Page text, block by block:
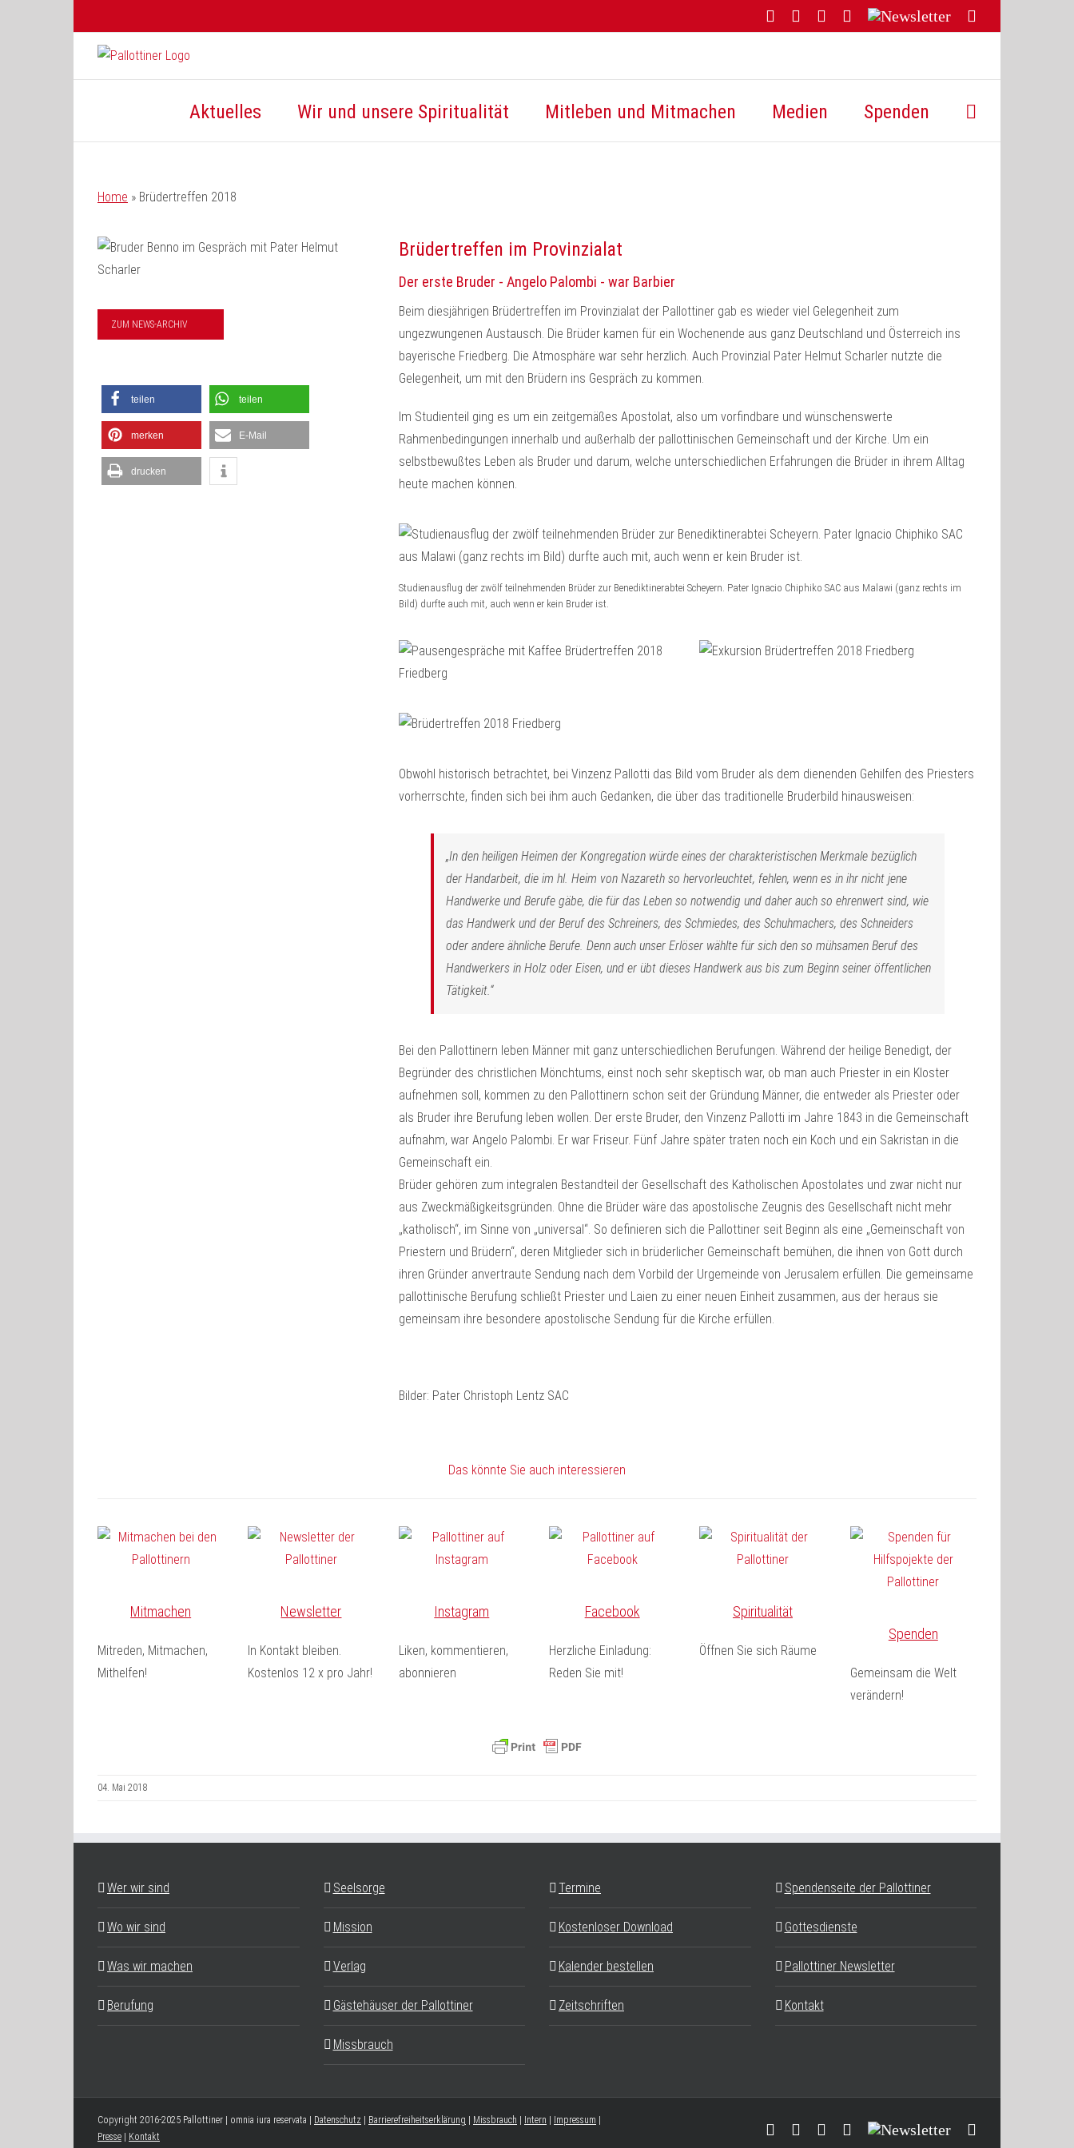
FacebookYouTubeInstagram
Threads
Newsletter
Mail
Aktuelles Wir und unsere Spiritualität Mitleben und Mitmachen Medien Spenden
Home » Brüdertreffen 2018
ZUM NEWS-ARCHIV
teilen teilen
merken E-Mail
drucken
Brüdertreffen im Provinzialat
Der erste Bruder - Angelo Palombi - war Barbier
Beim diesjährigen Brüdertreffen im Provinzialat der Pallottiner gab es wieder viel Gelegenheit zum
ungezwungenen Austausch. Die Brüder kamen für ein Wochenende aus ganz Deutschland und Österreich ins
bayerische Friedberg. Die Atmosphäre war sehr herzlich. Auch Provinzial Pater Helmut Scharler nutzte die
Gelegenheit, um mit den Brüdern ins Gespräch zu kommen.
Im Studienteil ging es um ein zeitgemäßes Apostolat, also um vorfindbare und wünschenswerte
Rahmenbedingungen innerhalb und außerhalb der pallottinischen Gemeinschaft und der Kirche. Um ein
selbstbewußtes Leben als Bruder und darum, welche unterschiedlichen Erfahrungen die Brüder in ihrem Alltag
heute machen können.
Studienausflug der zwölf teilnehmenden Brüder zur Benediktinerabtei Scheyern. Pater Ignacio Chiphiko SAC aus Malawi (ganz rechts im
Bild) durfte auch mit, auch wenn er kein Bruder ist.
Obwohl historisch betrachtet, bei Vinzenz Pallotti das Bild vom Bruder als dem dienenden Gehilfen des Priesters
vorherrschte, finden sich bei ihm auch Gedanken, die über das traditionelle Bruderbild hinausweisen:
„In den heiligen Heimen der Kongregation würde eines der charakteristischen Merkmale bezüglich
der Handarbeit, die im hl. Heim von Nazareth so hervorleuchtet, fehlen, wenn es in ihr nicht jene
Handwerke und Berufe gäbe, die für das Leben so notwendig und daher auch so ehrenwert sind, wie
das Handwerk und der Beruf des Schreiners, des Schmiedes, des Schuhmachers, des Schneiders
oder andere ähnliche Berufe. Denn auch unser Erlöser wählte für sich den so mühsamen Beruf des
Handwerkers in Holz oder Eisen, und er übt dieses Handwerk aus bis zum Beginn seiner öffentlichen
Tätigkeit.“
Bei den Pallottinern leben Männer mit ganz unterschiedlichen Berufungen. Während der heilige Benedigt, der
Begründer des christlichen Mönchtums, einst noch sehr skeptisch war, ob man auch Priester in ein Kloster
aufnehmen soll, kommen zu den Pallottinern schon seit der Gründung Männer, die entweder als Priester oder
als Bruder ihre Berufung leben wollen. Der erste Bruder, den Vinzenz Pallotti im Jahre 1843 in die Gemeinschaft
aufnahm, war Angelo Palombi. Er war Friseur. Fünf Jahre später traten noch ein Koch und ein Sakristan in die
Gemeinschaft ein.
Brüder gehören zum integralen Bestandteil der Gesellschaft des Katholischen Apostolates und zwar nicht nur
aus Zweckmäßigkeitsgründen. Ohne die Brüder wäre das apostolische Zeugnis des Gesellschaft nicht mehr
„katholisch“, im Sinne von „universal“. So definieren sich die Pallottiner seit Beginn als eine „Gemeinschaft von
Priestern und Brüdern“, deren Mitglieder sich in brüderlicher Gemeinschaft bemühen, die ihnen von Gott durch
ihren Gründer anvertraute Sendung nach dem Vorbild der Urgemeinde von Jerusalem erfüllen. Die gemeinsame
pallottinische Berufung schließt Priester und Laien zu einer neuen Einheit zusammen, aus der heraus sie
gemeinsam ihre besondere apostolische Sendung für die Kirche erfüllen.
Bilder: Pater Christoph Lentz SAC
Das könnte Sie auch interessieren
Mitmachen
Mitreden, Mitmachen,
Mithelfen!
Newsletter
In Kontakt bleiben.
Kostenlos 12 x pro Jahr!
Instagram
Liken, kommentieren,
abonnieren
Facebook
Herzliche Einladung:
Reden Sie mit!
Spiritualität
Öffnen Sie sich Räume
Spenden
Gemeinsam die Welt
verändern!
04. Mai 2018
Wer wir sind
Wo wir sind
Was wir machen
Berufung
Seelsorge
Mission
Verlag
Gästehäuser der Pallottiner
Missbrauch
Termine
Kostenloser Download
Kalender bestellen
Zeitschriften
Spendenseite der Pallottiner
Gottesdienste
Pallottiner Newsletter
Kontakt
Copyright 2016-2025 Pallottiner | omnia iura reservata | Datenschutz Barrierefreiheitserklärung Missbrauch Intern Impressum
Presse
Kontakt FacebookYouTubeInstagram
Threads
Newsletter